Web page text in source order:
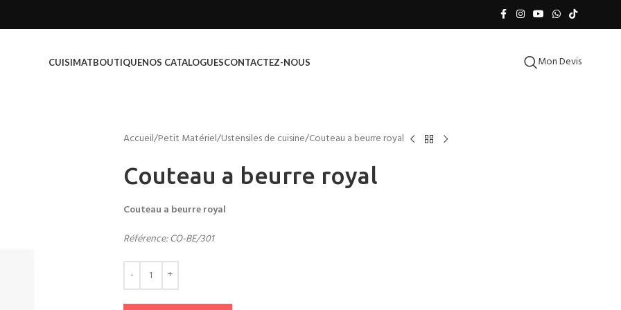
CUISIMATBOUTIQUENOS CATALOGUESCONTACTEZ-NOUS Mon Devis
Accueil Petit Matériel Ustensiles de cuisine Couteau a beurre royal
Couteau a beurre royal
Couteau a beurre royal
Référence: CO-BE/301